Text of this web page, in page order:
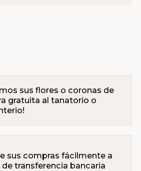
sus flores o coronas de
gratuita al tanatorio o
sus compras fácilmente a
de transferencia bancaria